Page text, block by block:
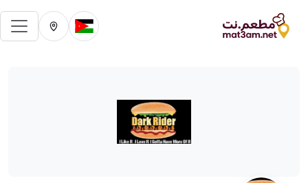
تغيير الدولة الحالية
تغيير المدينة